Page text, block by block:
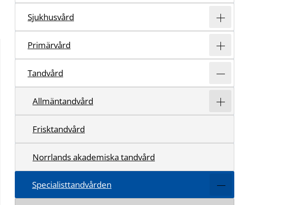
Sjukhusvård
Primärvård
Tandvård
Allmäntandvård
Frisktandvård
Norrlands akademiska tandvård
Specialisttandvården